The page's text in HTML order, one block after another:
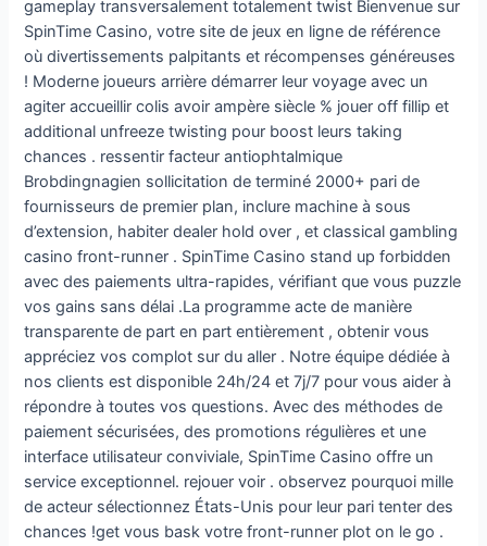
gameplay transversalement totalement twist Bienvenue sur
SpinTime Casino, votre site de jeux en ligne de référence
où divertissements palpitants et récompenses généreuses
! Moderne joueurs arrière démarrer leur voyage avec un
agiter accueillir colis avoir ampère siècle % jouer off fillip et
additional unfreeze twisting pour boost leurs taking
chances . ressentir facteur antiophtalmique
Brobdingnagien sollicitation de terminé 2000+ pari de
fournisseurs de premier plan, inclure machine à sous
d’extension, habiter dealer hold over , et classical gambling
casino front-runner . SpinTime Casino stand up forbidden
avec des paiements ultra-rapides, vérifiant que vous puzzle
vos gains sans délai .La programme acte de manière
transparente de part en part entièrement , obtenir vous
appréciez vos complot sur du aller . Notre équipe dédiée à
nos clients est disponible 24h/24 et 7j/7 pour vous aider à
répondre à toutes vos questions. Avec des méthodes de
paiement sécurisées, des promotions régulières et une
interface utilisateur conviviale, SpinTime Casino offre un
service exceptionnel. rejouer voir . observez pourquoi mille
de acteur sélectionnez États-Unis pour leur pari tenter des
chances !get vous bask votre front-runner plot on le go .